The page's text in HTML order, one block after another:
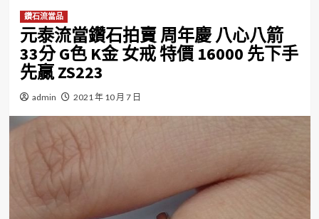
鑽石流當品
元泰流當鑽石拍賣 周年慶 八心八箭
33分 G色 K金 女戒 特價 16000 先下手
先贏 ZS223
admin 2021 年 10 月 7 日